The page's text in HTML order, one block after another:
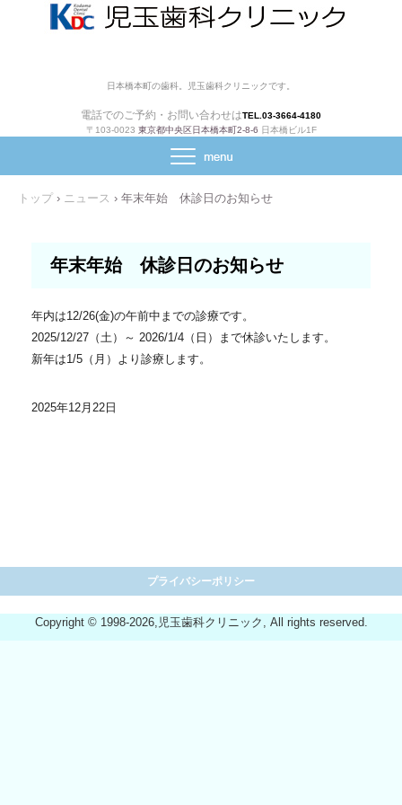
日本橋本町の歯科。児玉歯科クリニックです。
電話でのご予約・お問い合わせはTEL.03-3664-4180
〒103-0023 東京都中央区日本橋本町2-8-6 日本橋ビル1F
トップ › ニュース › 年末年始 休診日のお知らせ
年末年始 休診日のお知らせ
年内は12/26(金)の午前中までの診療です。
2025/12/27（土）～ 2026/1/4（日）まで休診いたします。
新年は1/5（月）より診療します。
2025年12月22日
プライバシーポリシー
Copyright © 1998-2026,児玉歯科クリニック, All rights reserved.